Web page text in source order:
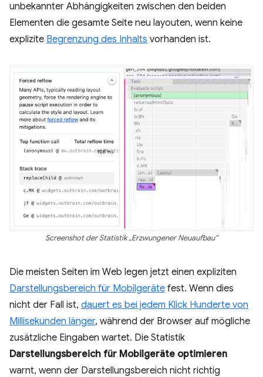
unbekannter Abhängigkeiten zwischen den beiden
Elementen die gesamte Seite neu layouten, wenn keine
explizite Begrenzung des Inhalts vorhanden ist.
Screenshot der Statistik „Erzwungener Neuaufbau“
Die meisten Seiten im Web legen jetzt einen expliziten
Darstellungsbereich für Mobilgeräte fest. Wenn dies
nicht der Fall ist, dauert es bei jedem Klick Hunderte von
Millisekunden länger, während der Browser auf mögliche
zusätzliche Eingaben wartet. Die Statistik
Darstellungsbereich für Mobilgeräte optimieren
warnt, wenn der Darstellungsbereich nicht richtig